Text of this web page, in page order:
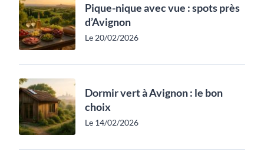
Pique-nique avec vue : spots près
d’Avignon
Le 20/02/2026
Dormir vert à Avignon : le bon
choix
Le 14/02/2026